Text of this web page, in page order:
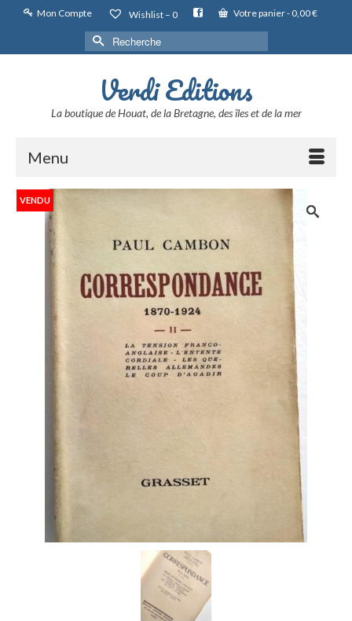
Mon Compte Wishlist – 0 Votre panier- 0,00€
Rechercher :
Verdi Editions
La boutique de Houat, de la Bretagne, des îles et de la mer
Menu
VENDU